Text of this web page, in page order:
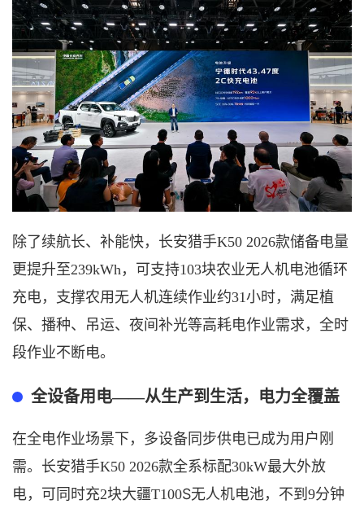
除了续航长、补能快， 长安猎手K50 2026款储备电量
更提升至239kWh，可支持103块农业无人机电池循环
充电，支撑农用无人机连续作业约31小时，满足植
保、播种、吊运、夜间补光等高耗电作业需求，全时
段作业不断电。
全设备用电——从生产到生活，电力全覆盖
在全电作业场景下，多设备同步供电已成为用户刚
需。长安猎手K50 2026款全系标配30kW最大外放
电，可同时充2块大疆T100S无人机电池，不到 9分钟